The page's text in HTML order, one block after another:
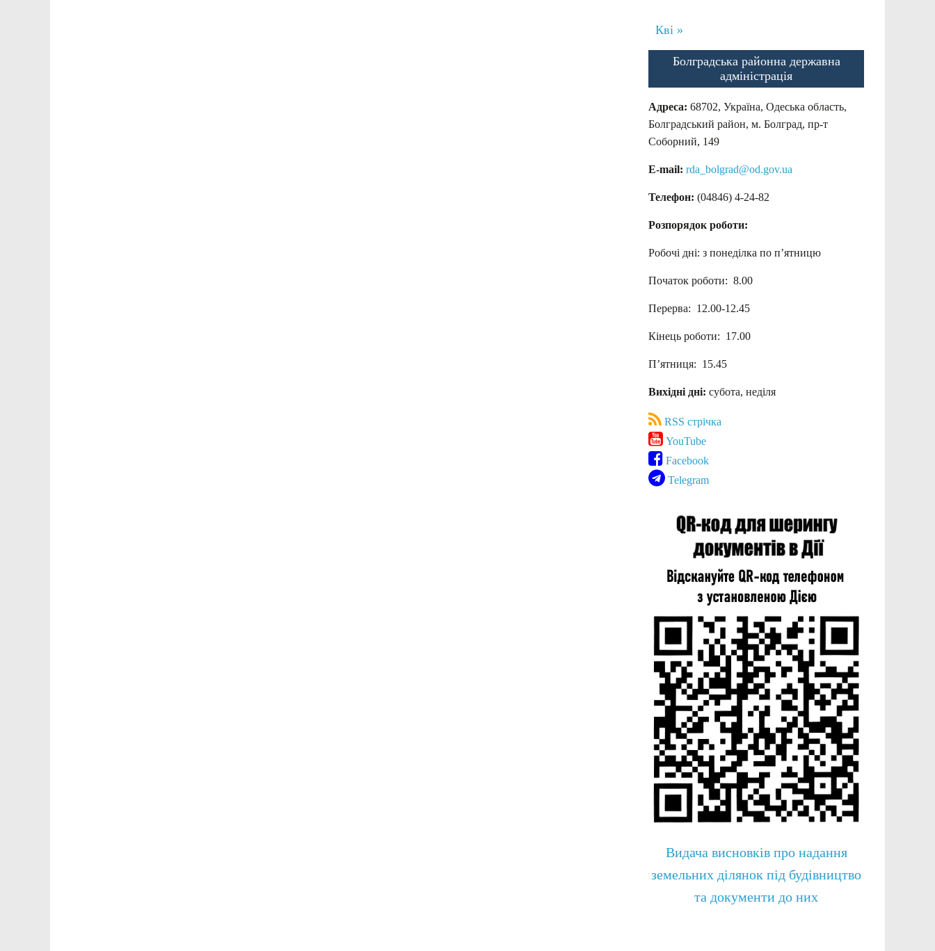
Кві »
Болградська районна державна
адміністрація
Адреса: 68702, Україна, Одеська область,
Болградський район, м. Болград, пр-т
Соборний, 149
E-mail: rda_bolgrad@od.gov.ua
Телефон: (04846) 4-24-82
Розпорядок роботи:
Робочі дні: з понеділка по п’ятницю
Початок роботи: 8.00
Перерва: 12.00-12.45
Кінець роботи: 17.00
П’ятниця: 15.45
Вихідні дні: субота, неділя
RSS стрічка
YouTube
Facebook
Telegram
Видача висновків про надання
земельних ділянок під будівництво
та документи до них